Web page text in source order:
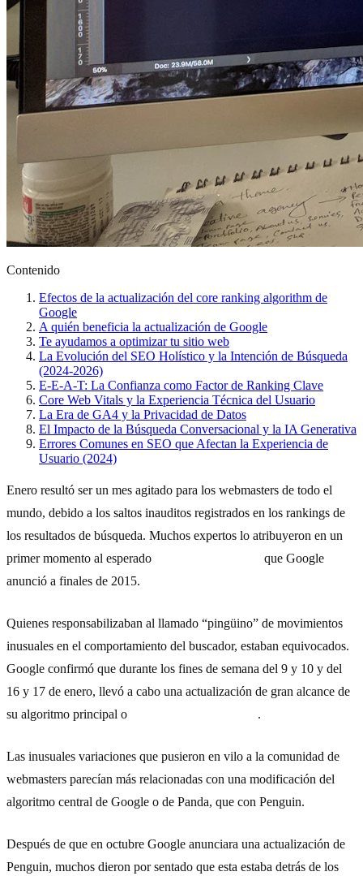
Contenido
Efectos de la actualización del core ranking algorithm de
Google
A quién beneficia la actualización de Google
Te ayudamos a optimizar tu sitio web
La Evolución del SEO Holístico y la Intención de Búsqueda
(2024-2026)
E-E-A-T: La Confianza como Factor de Ranking Clave
Core Web Vitals y la Experiencia Técnica del Usuario
La Era de GA4 y la Privacidad de Datos
El Impacto de la Búsqueda Conversacional y la IA Generativa
Errores Comunes en SEO que Afectan la Experiencia de
Usuario (2024)
Enero resultó ser un mes agitado para los webmasters de todo el
mundo, debido a los saltos inauditos registrados en los rankings de
los resultados de búsqueda. Muchos expertos lo atribuyeron en un
primer momento al esperado
que Google
anunció a finales de 2015.
Quienes responsabilizaban al llamado “pingüino” de movimientos
inusuales en el comportamiento del buscador, estaban equivocados.
Google confirmó que durante los fines de semana del 9 y 10 y del
16 y 17 de enero, llevó a cabo una actualización de gran alcance de
su algoritmo principal o
.
Las inusuales variaciones que pusieron en vilo a la comunidad de
webmasters parecían más relacionadas con una modificación del
algoritmo central de Google o de Panda, que con Penguin.
Después de que en octubre Google anunciara una actualización de
Penguin, muchos dieron por sentado que esta estaba detrás de los